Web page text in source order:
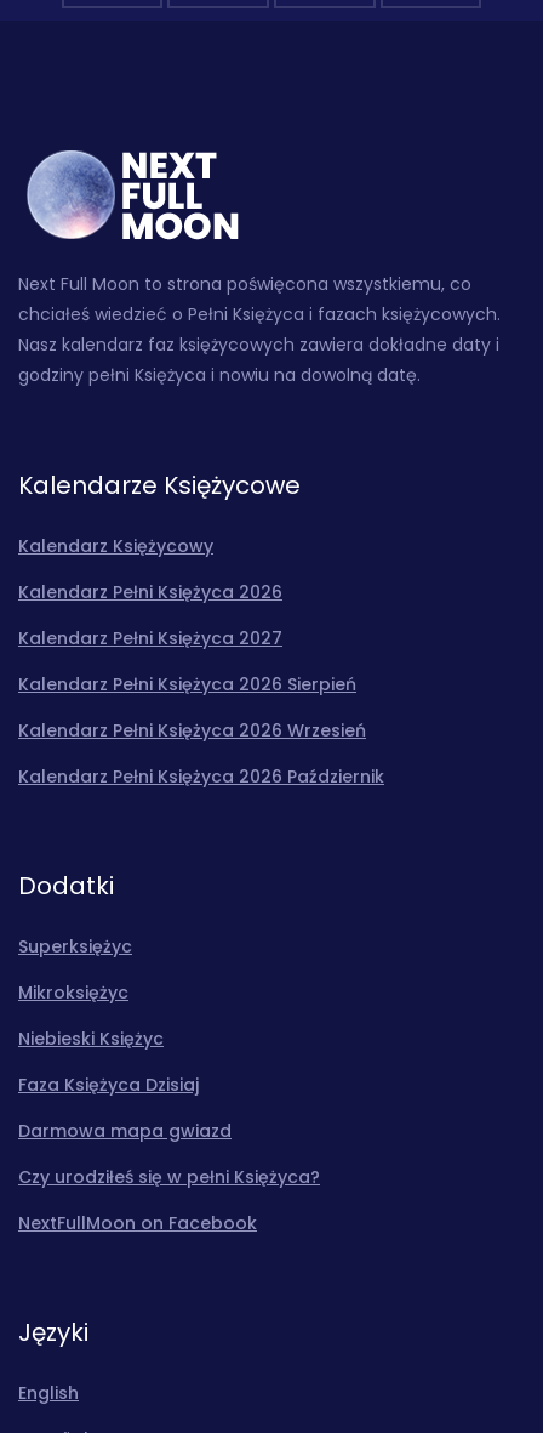
Next Full Moon to strona poświęcona wszystkiemu, co
chciałeś wiedzieć o Pełni Księżyca i fazach księżycowych.
Nasz kalendarz faz księżycowych zawiera dokładne daty i
godziny pełni Księżyca i nowiu na dowolną datę.
Kalendarze Księżycowe
Kalendarz Księżycowy
Kalendarz Pełni Księżyca 2026
Kalendarz Pełni Księżyca 2027
Kalendarz Pełni Księżyca 2026 Sierpień
Kalendarz Pełni Księżyca 2026 Wrzesień
Kalendarz Pełni Księżyca 2026 Październik
Dodatki
Superksiężyc
Mikroksiężyc
Niebieski Księżyc
Faza Księżyca Dzisiaj
Darmowa mapa gwiazd
Czy urodziłeś się w pełni Księżyca?
NextFullMoon on Facebook
Języki
English